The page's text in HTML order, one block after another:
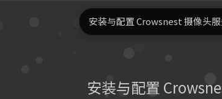
安装与配置 Crowsnest 摄像头
安装与配置